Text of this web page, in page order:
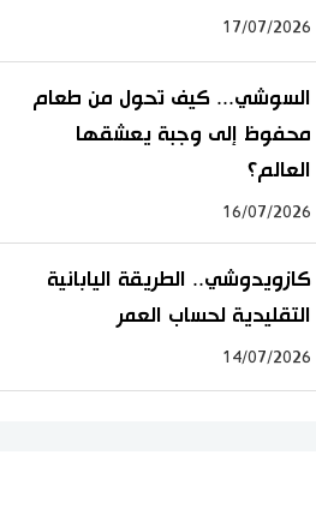
17/07/2026
السوشي... كيف تحول من طعام
محفوظ إلى وجبة يعشقها
العالم؟
16/07/2026
كازويدوشي.. الطريقة اليابانية
التقليدية لحساب العمر
14/07/2026